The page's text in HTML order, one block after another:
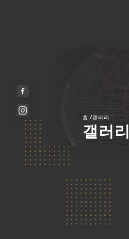
홈 /갤러리
갤러리